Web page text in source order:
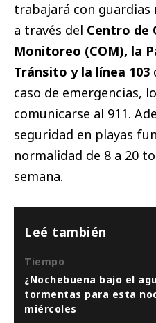
trabajará con guardias
a través del Centro de
Monitoreo (COM), la
Tránsito y la línea 103
caso de emergencias,
comunicarse al 911.
seguridad en playas
normalidad de 8 a 20
semana.
Leé también
Tiempo
¿Nochebuena bajo el
tormentas para esta
miércoles